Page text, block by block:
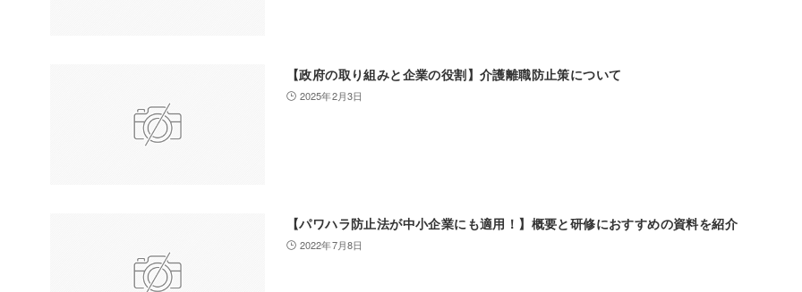
【政府の取り組みと企業の役割】介護離職防止策について
2025年2月3日
【パワハラ防止法が中小企業にも適用！】概要と研修におすすめの資料を紹介
2022年7月8日